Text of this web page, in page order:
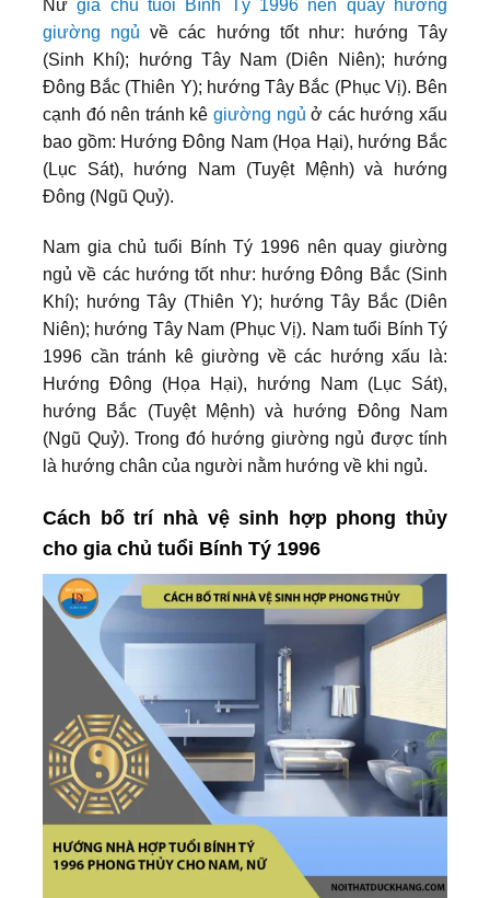
Nữgia chủ tuổi Bính Tý 1996 nên quay hướng
giường ngủ về các hướng tốt như: hướng Tây
(Sinh Khí); hướng Tây Nam (Diên Niên); hướng
Đông Bắc (Thiên Y); hướng Tây Bắc (Phục Vị). Bên
cạnh đó nên tránh kê giường ngủ ở các hướng xấu
bao gồm: Hướng Đông Nam (Họa Hại), hướng Bắc
(Lục Sát), hướng Nam (Tuyệt Mệnh) và hướng
Đông (Ngũ Quỷ).
Nam gia chủ tuổi Bính Tý 1996 nên quay giường
ngủ về các hướng tốt như: hướng Đông Bắc (Sinh
Khí); hướng Tây (Thiên Y); hướng Tây Bắc (Diên
Niên); hướng Tây Nam (Phục Vị). Nam tuổi Bính Tý
1996 cần tránh kê giường về các hướng xấu là:
Hướng Đông (Họa Hại), hướng Nam (Lục Sát),
hướng Bắc (Tuyệt Mệnh) và hướng Đông Nam
(Ngũ Quỷ). Trong đó hướng giường ngủ được tính
là hướng chân của người nằm hướng về khi ngủ.
Cách bố trí nhà vệ sinh hợp phong thủy
cho gia chủ tuổi Bính Tý 1996